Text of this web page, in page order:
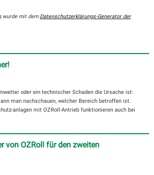
wurde mit dem Datenschutzerklärungs-Generator der
oder ein technischer Schaden die Ursache ist:
man nachschauen, welcher Bereich betroffen ist.
anlagen mit OZRoll-Antrieb funktionieren auch bei
von OZRoll für den zweiten